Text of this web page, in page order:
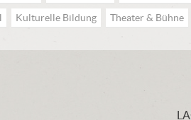
Kulturelle Bildung Theater & Bühne